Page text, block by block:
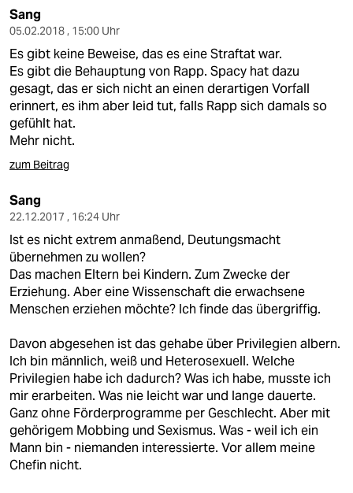
Sang
05.02.2018 , 15:00 Uhr
Es gibt keine Beweise, das es eine Straftat war.
Es gibt die Behauptung von Rapp. Spacy hat dazu
gesagt, das er sich nicht an einen derartigen Vorfall
erinnert, es ihm aber leid tut, falls Rapp sich damals so
gefühlt hat.
Mehr nicht.
zum Beitrag
Sang
22.12.2017 , 16:24 Uhr
Ist es nicht extrem anmaßend, Deutungsmacht
übernehmen zu wollen?
Das machen Eltern bei Kindern. Zum Zwecke der
Erziehung. Aber eine Wissenschaft die erwachsene
Menschen erziehen möchte? Ich finde das übergriffig.
Davon abgesehen ist das gehabe über Privilegien albern.
Ich bin männlich, weiß und Heterosexuell. Welche
Privilegien habe ich dadurch? Was ich habe, musste ich
mir erarbeiten. Was nie leicht war und lange dauerte.
Ganz ohne Förderprogramme per Geschlecht. Aber mit
gehörigem Mobbing und Sexismus. Was - weil ich ein
Mann bin - niemanden interessierte. Vor allem meine
Chefin nicht.